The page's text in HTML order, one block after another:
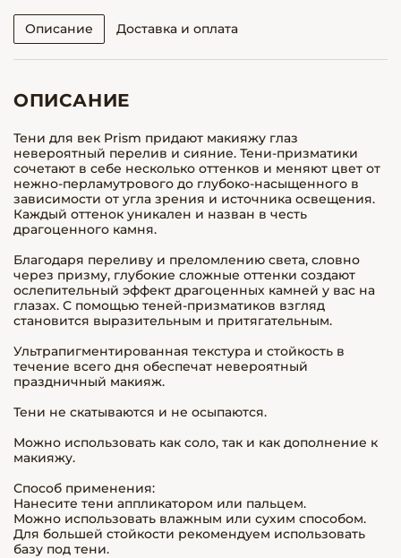
Описание Доставка и оплата
ОПИСАНИЕ
Тени для век Prism придают макияжу глаз
невероятный перелив и сияние. Тени-призматики
сочетают в себе несколько оттенков и меняют цвет от
нежно-перламутрового до глубоко-насыщенного в
зависимости от угла зрения и источника освещения.
Каждый оттенок уникален и назван в честь
драгоценного камня.
Благодаря переливу и преломлению света, словно
через призму, глубокие сложные оттенки создают
ослепительный эффект драгоценных камней у вас на
глазах. С помощью теней-призматиков взгляд
становится выразительным и притягательным.
Ультрапигментированная текстура и стойкость в
течение всего дня обеспечат невероятный
праздничный макияж.
Тени не скатываются и не осыпаются.
Можно использовать как соло, так и как дополнение к
макияжу.
Способ применения:
Нанесите тени аппликатором или пальцем.
Можно использовать влажным или сухим способом.
Для большей стойкости рекомендуем использовать
базу под тени.